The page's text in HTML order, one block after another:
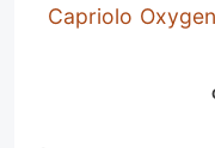
Capriolo